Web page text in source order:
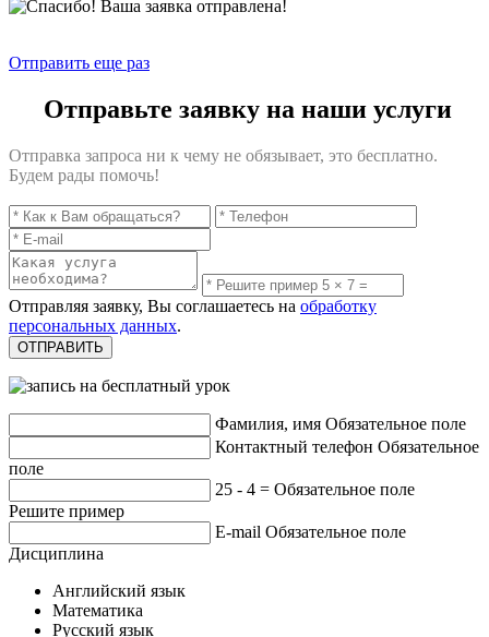
Отправить еще раз
Отправьте заявку на наши услуги
Отправка запроса ни к чему не обязывает, это бесплатно.
Будем рады помочь!
Отправляя заявку, Вы соглашаетесь на обработку
персональных данных.
Фамилия, имя Обязательное поле
Контактный телефон Обязательное
поле
25 - 4 = Обязательное поле
Решите пример
E-mail Обязательное поле
Дисциплина
Английский язык
Математика
Русский язык